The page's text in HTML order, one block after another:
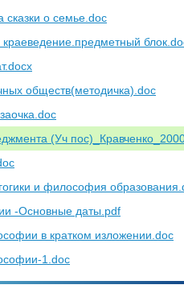
сказки о семье.doc
краеведение.предметный
обществ(методичка).doc
(Уч
и философия
-Основные даты.pdf
в кратком изложении.doc
1.doc